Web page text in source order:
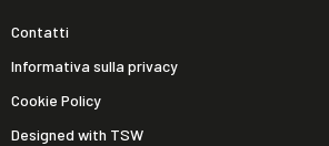
Contatti
Informativa sulla privacy
Cookie Policy
Designed with TSW